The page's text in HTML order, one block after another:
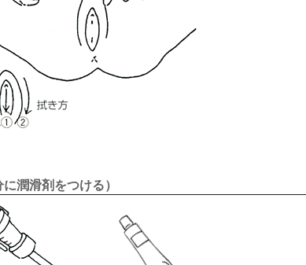
潤滑剤をつける）